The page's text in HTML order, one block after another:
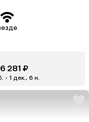
281 ₽
- 1 дек., 6 н.